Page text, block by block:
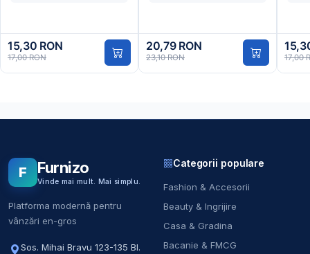
15,30 RON
17,00 RON
20,79 RON
23,10 RON 17,00
F Furnizo
Vinde mai mult. Mai simplu.
Platforma modernă pentru
vânzări en-gros
Sos. Mihai Bravu 123-135 Bl.
Categorii populare
Fashion & Accesorii
Beauty & Ingrijire
Casa & Gradina
Bacanie & FMCG